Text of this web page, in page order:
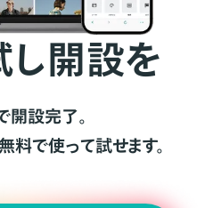
し開設を
開設完了。
料で使って試せます。